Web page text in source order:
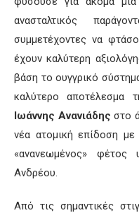
ανασταλτικός
συμμετέχοντες να
έχουν καλύτερη
βάση το ουγγρικό
καλύτερο αποτέλεσμα
Ιωάννης Ανανιάδης στο
νέα ατομική επίδοση με
«ανανεωμένος»
Ανδρέου.
Από τις σημαντικές